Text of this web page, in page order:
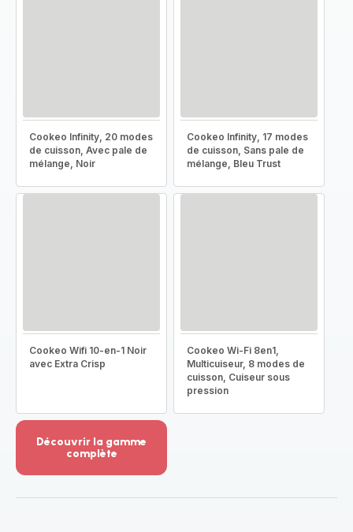
Cookeo Infinity, 20 modes
de cuisson, Avec pale de
mélange, Noir
Cookeo Infinity, 17 modes
de cuisson, Sans pale de
mélange, Bleu Trust
Cookeo Wifi 10-en-1 Noir
avec Extra Crisp
Cookeo Wi-Fi 8en1,
Multicuiseur, 8 modes de
cuisson, Cuiseur sous
pression
Découvrir la gamme
complète
-